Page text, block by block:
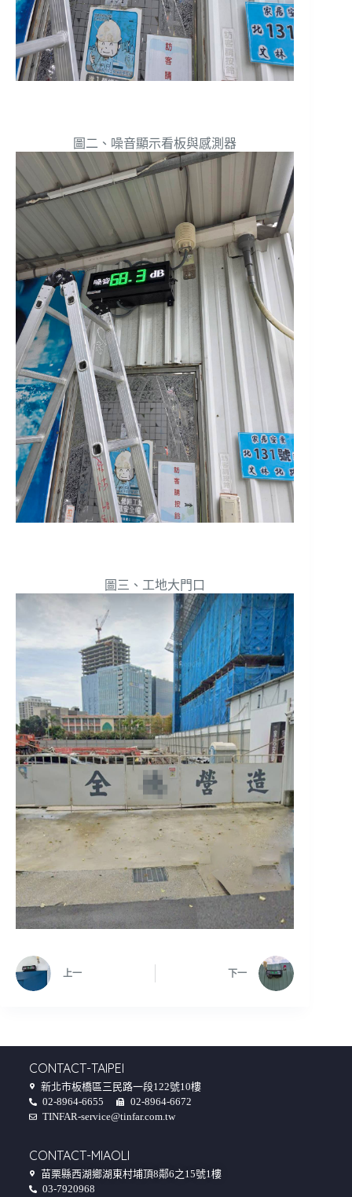
圖二、噪音顯示看板與感測器
圖三、工地大門口
上一 下一
CONTACT-TAIPEI
新北市板橋區三民路一段122號10樓
02-8964-6655
02-8964-6672
TINFAR-service@tinfar.com.tw
CONTACT-MIAOLI
苗栗縣西湖鄉湖東村埔頂8鄰6之15號1樓
03-7920968